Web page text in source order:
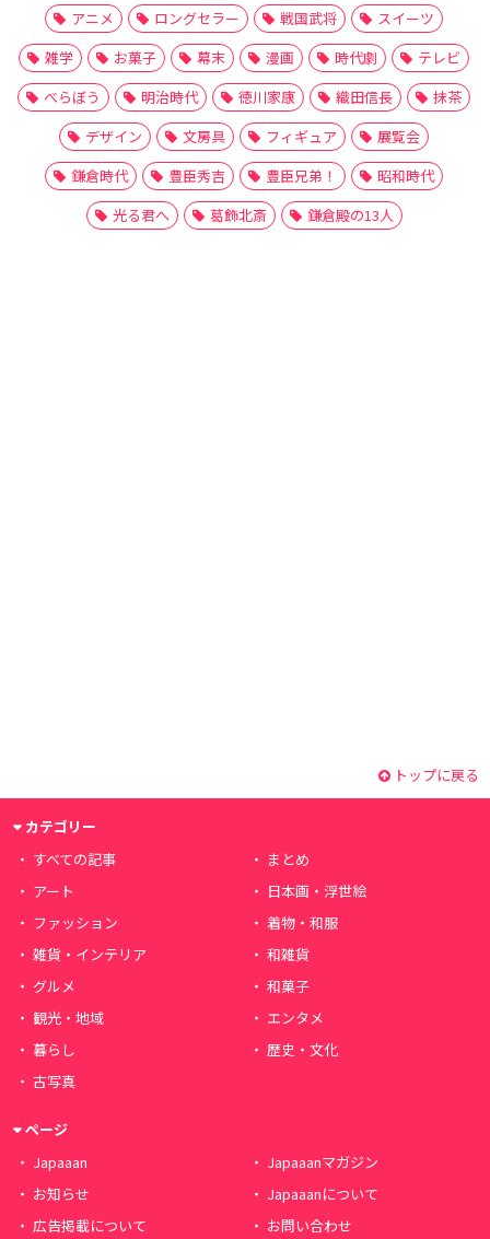
アニメ
ロングセラー 戦国武将
スイーツ
雑学
お菓子 幕末 漫画 時代劇
テレビ
べらぼう
明治時代 徳川家康 織田信長
抹茶
デザイン
文房具 フィギュア
展覧会
鎌倉時代
豊臣秀吉 豊臣兄弟！
昭和時代
光る君へ
葛飾北斎 鎌倉殿の13人
トップに戻る
カテゴリー
すべての記事
まとめ
アート
日本画・浮世絵
ファッション
着物・和服
雑貨・インテリア
和雑貨
グルメ
和菓子
観光・地域
エンタメ
暮らし
歴史・文化
古写真
ページ
Japaaan
Japaaanマガジン
お知らせ
Japaaanについて
広告掲載について
お問い合わせ